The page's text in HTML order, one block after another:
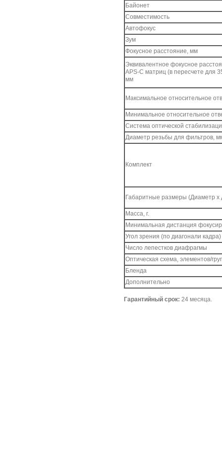
Байонет
Совместимость
Автофокус
Зум
Фокусное расстояние, мм
Эквивалентное фокусное
APS-C матриц (в пересчете для
мм
Максимальное относительное
Минимальное относительное
Система оптической
Диаметр резьбы для фильтров,
Комплект
Габаритные размеры (Диаметр х
Масса, г.
Минимальная дистанция
Угол зрения (по диагонали кадра)
Число лепестков диафрагмы
Оптическая схема, элементов/
Бленда
Дополнительно
Гарантийный срок: 24 месяца.